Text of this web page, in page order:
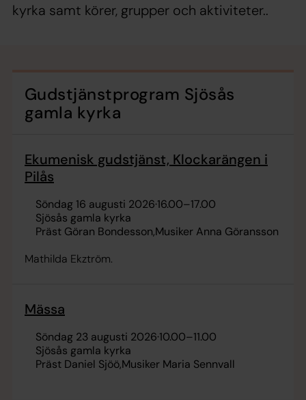
kyrka samt körer, grupper och aktiviteter..
Gudstjänstprogram Sjösås
gamla kyrka
Ekumenisk gudstjänst, Klockarängen i
Pilås
söndag 16 augusti 2026·16.00–17.00
Sjösås gamla kyrka
Präst Göran Bondesson Musiker Anna Göransson
Mathilda Ekztröm.
Mässa
söndag 23 augusti 2026·10.00–11.00
Sjösås gamla kyrka
Präst Daniel SjööMusiker Maria Sennvall